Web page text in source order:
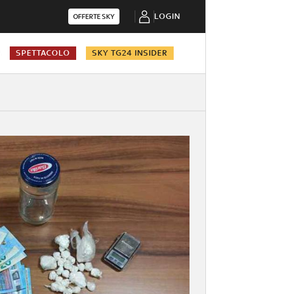
OFFERTE SKY LOGIN
SPETTACOLO SKY TG24 INSIDER